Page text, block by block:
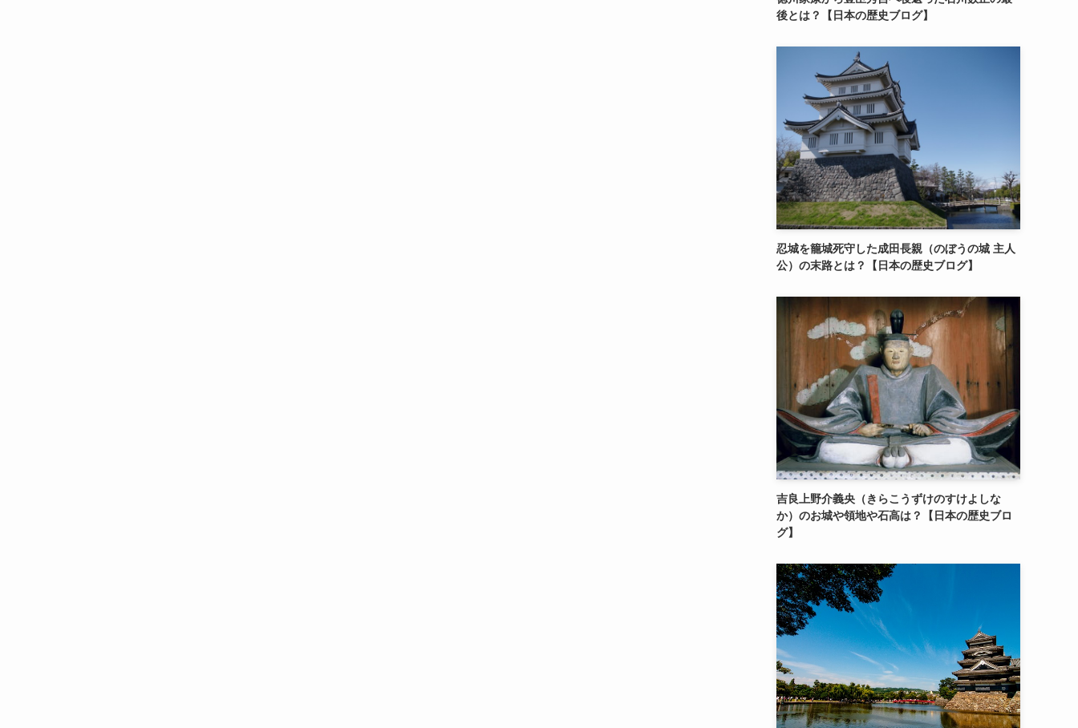
後とは？【日本の歴史ブログ】
忍城を籠城死守した成田長親（のぼうの城 主人
公）の末路とは？【日本の歴史ブログ】
吉良上野介義央（きらこうずけのすけよしな
か）のお城や領地や石高は？【日本の歴史ブロ
グ】